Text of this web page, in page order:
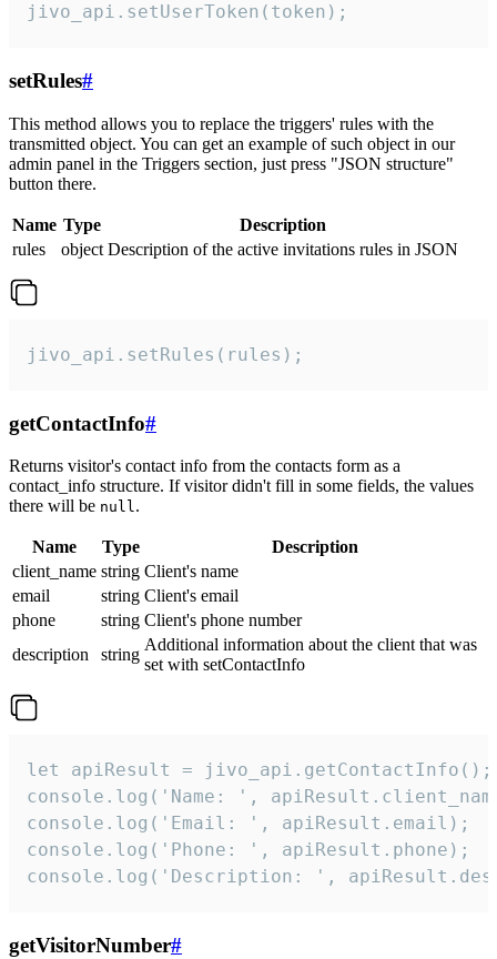
jivo_api.setUserToken(token);
setRules#
This method allows you to replace the triggers' rules with the
transmitted object. You can get an example of such object in our
admin panel in the Triggers section, just press "JSON structure"
button there.
Name Type
Description
rules
object Description of the active invitations rules in JSON
jivo_api.setRules(rules);
getContactInfo#
Returns visitor's contact info from the contacts form as a
contact_info structure. If visitor didn't fill in some fields, the values
there will be null.
Name Type
Description
client_name string Client's name
email
string Client's email
phone
string Client's phone number
description
string
Additional information about the client that was
set with setContactInfo
let apiResult = jivo_api.getContactInfo();
console.log('Name: ',
console.log('Email: ', apiResult.email);
console.log('Phone: ', apiResult.phone);
console.log('Description: ',
getVisitorNumber#